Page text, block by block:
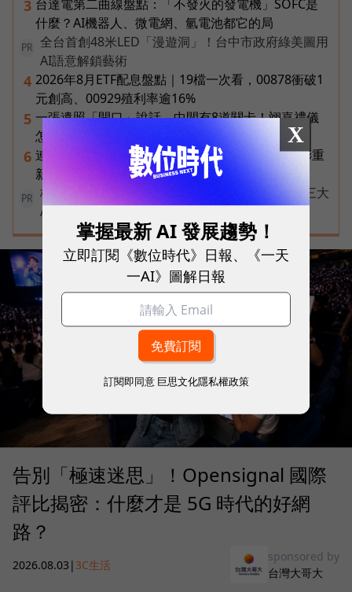
3 台達電第二曲線盤點：「不發火的發電機」SOFC是
什麼？AI機器人、微電網、氫電池都它的局
PR
全台首創48米LED「漫遊洞」！台中市政府綠美圖用
AI語意解鎖藝術
4 2026年8月ETF配息盤點｜19檔一次看，00878衝破1
元創高、00929殖利率逾16%
5 一張遺照「開口」說話，中間有8道關卡！翊嘉禮儀
怎麼做出AI告別式，讓逝者最後道別？
6 連黃仁勳都叫年輕人當水電工！程世嘉：智慧通膨重
新定義「有價值的人」到底什麼樣子？
PR
核保快六成、理賠判讀再加速！富邦人壽如何用三大
AI助理重塑保險服務？
告別「極速迷思」！Opensignal 國際
評比揭密：什麼才是 5G 時代的好網
路？
2026.08.03 | 3C生活
sponsored by
台灣大哥大
X
掌握最新 AI 發展趨勢！
立即訂閱《數位時代》日報、《一天
一AI》圖解日報
訂閱即同意 巨思文化隱私權政策